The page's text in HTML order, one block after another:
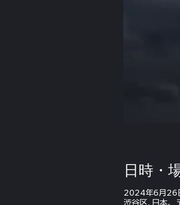
日時・
2024年6月
渋谷区, 日本、